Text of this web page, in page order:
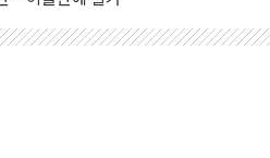
소한 9.4%↓…유통업계 양극화 심화
대통령 취임식 참석
한 비...호우 피해 없어